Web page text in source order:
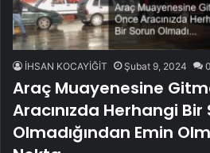
İHSAN KOCAYİĞİT Şubat 9, 2024 0
Araç Muayenesine
Aracınızda Herhangi Bir
Olmadığından Emin